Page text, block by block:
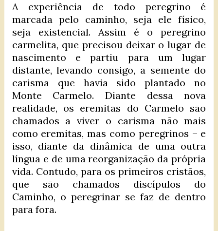
A experiência de todo peregrino é
marcada pelo caminho, seja ele físico,
seja existencial. Assim é o peregrino
carmelita, que precisou deixar o lugar de
nascimento e partiu para um lugar
distante, levando consigo, a semente do
carisma que havia sido plantado no
Monte Carmelo. Diante dessa nova
realidade, os eremitas do Carmelo são
chamados a viver o carisma não mais
como eremitas, mas como peregrinos – e
isso, diante da dinâmica de uma outra
língua e de uma reorganização da própria
vida. Contudo, para os primeiros cristãos,
que são chamados discípulos do
Caminho, o peregrinar se faz de dentro
para fora.